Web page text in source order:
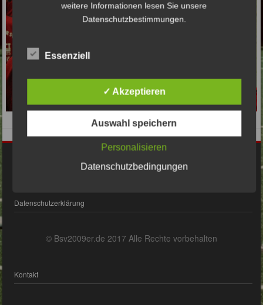
Datenschutzerklärung
© Bsv2009er.de 2017 Alle Rechte vorbehalten
Kontakt
weitere Informationen lesen Sie unsere
Datenschutzbestimmungen.
Essenziell
✓ Akzeptieren
Auswahl speichern
Personalisieren
Datenschutzbedingungen